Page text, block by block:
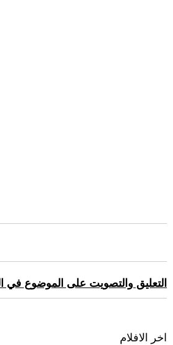
التعليق والتصويت على الموضوع في
اخر الافلام